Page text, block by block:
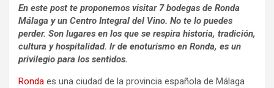
En este post te proponemos visitar 7 bodegas de Ronda
Málaga y un Centro Integral del Vino. No te lo puedes
perder. Son lugares en los que se respira historia, tradición,
cultura y hospitalidad. Ir de enoturismo en Ronda, es un
privilegio para los sentidos.
Ronda es una ciudad de la provincia española de Málaga